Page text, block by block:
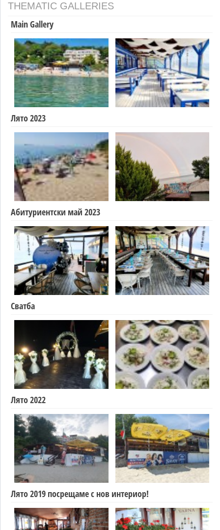
THEMATIC GALLERIES
Main Gallery
Лято 2023
Абитуриентски май 2023
Сватба
Лято 2022
Лято 2019 посрещаме с нов интериор!